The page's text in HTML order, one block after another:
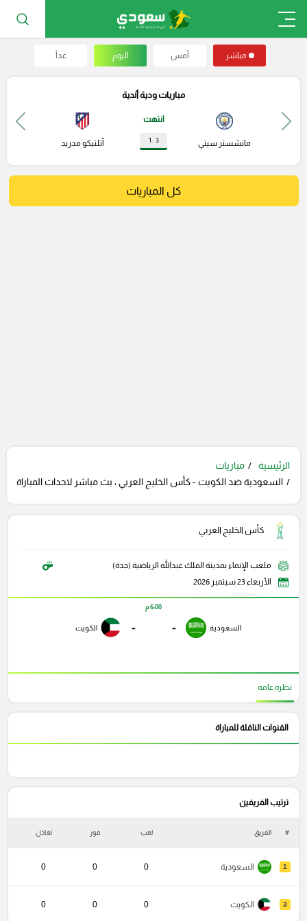
مباشر أمس اليوم غداً
مباريات ودية أندية
مانشستر سيتي
انتهت
3 : 1 أتلتيكو مدريد
كل المباريات
الرئيسية
مباريات
السعودية ضد الكويت - كأس الخليج العربي ، بث مباشر لاحداث المباراة
كأس الخليج العربي
ملعب الإنماء بمدينة الملك عبدالله الرياضية (جدة)
الأربعاء 23 سبتمبر 2026
السعودية -
6:00 م
- الكويت
نظره عامه
القنوات الناقلة للمباراة
ترتيب الفريفين
# الفريق لعب فوز تعادل
1 السعودية 0
0
0
3 الكويت 0
0
0